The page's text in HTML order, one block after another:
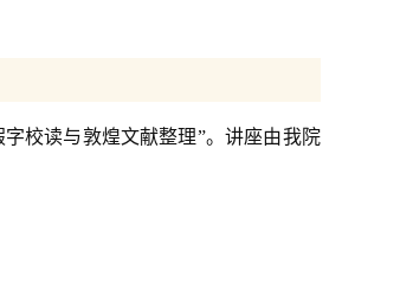
校读与敦煌文献整理”。讲座由我院